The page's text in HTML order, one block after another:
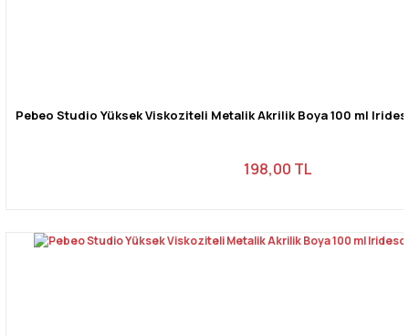
Pebeo Studio Yüksek Viskoziteli Metalik Akrilik Boya 100 ml
198,00 TL